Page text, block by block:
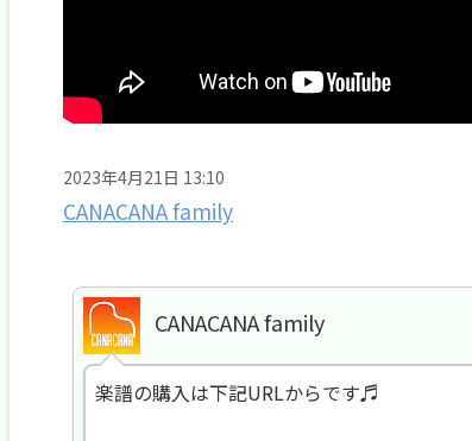
2023年4月21日 13:10
CANACANA family
CANACANA family
楽譜の購入は下記URLからです♬